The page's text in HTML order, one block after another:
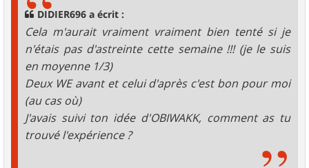
DIDIER696 a écrit :
Cela m'aurait vraiment vraiment bien tenté si je
n'étais pas d'astreinte cette semaine !!! (je le suis
en moyenne 1/3)
Deux WE avant et celui d'après c'est bon pour moi
(au cas où)
J'avais suivi ton idée d'OBIWAKK, comment as tu
trouvé l'expérience ?